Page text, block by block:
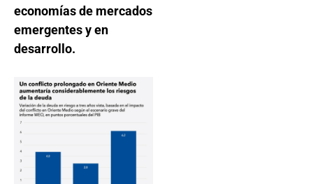
economías de mercados
emergentes y en
desarrollo.